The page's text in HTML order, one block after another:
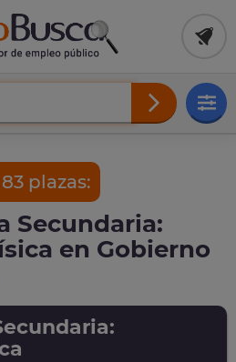
plazas:
Secundaria:
en Gobierno